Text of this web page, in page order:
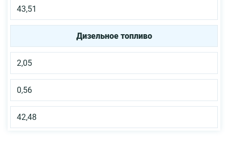
43,51
Дизельное топливо
2,05
0,56
42,48